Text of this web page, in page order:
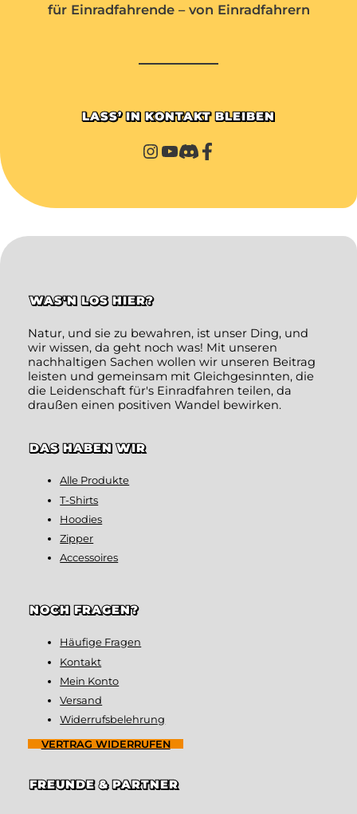
für Einradfahrende – von Einradfahrern
LASS’ IN KONTAKT BLEIBEN
WAS'N LOS HIER?
Natur, und sie zu bewahren, ist unser Ding, und
wir wissen, da geht noch was! Mit unseren
nachhaltigen Sachen wollen wir unseren Beitrag
leisten und gemeinsam mit Gleichgesinnten, die
die Leidenschaft für's Einradfahren teilen, da
draußen einen positiven Wandel bewirken.
DAS HABEN WIR
Alle Produkte
T-Shirts
Hoodies
Zipper
Accessoires
NOCH FRAGEN?
Häufige Fragen
Kontakt
Mein Konto
Versand
Widerrufsbelehrung
VERTRAG WIDERRUFEN
FREUNDE & PARTNER